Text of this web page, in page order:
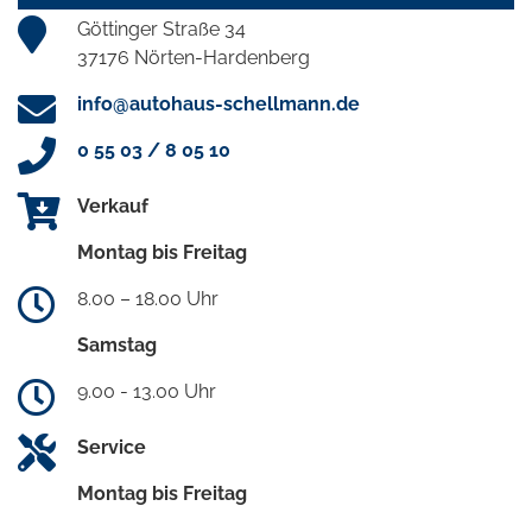
Göttinger Straße 34
37176 Nörten-Hardenberg
info@autohaus-schellmann.de
0 55 03 / 8 05 10
Verkauf
Montag bis Freitag
8.00 – 18.00 Uhr
Samstag
9.00 - 13.00 Uhr
Service
Montag bis Freitag